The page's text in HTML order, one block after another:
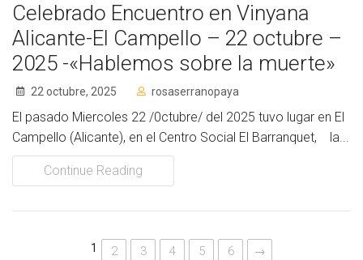
Celebrado Encuentro en Vinyana
Alicante-El Campello – 22 octubre –
2025 -«Hablemos sobre la muerte»
22 octubre, 2025 rosaserranopaya
El pasado Miercoles 22 /0ctubre/ del 2025 tuvo lugar en El
Campello (Alicante), en el Centro Social El Barranquet, la...
Continue Reading
1 2 3 4 5 6 →